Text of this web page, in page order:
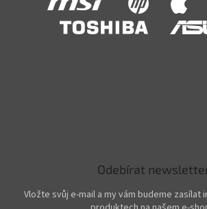
Odebírat
Vložte svůj e-mail a my vám budeme zasílat